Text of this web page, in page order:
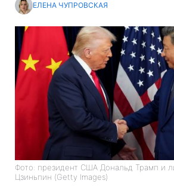
ЕЛЕНА ЧУПРОВСКАЯ
Фото: президент США Дональд Трамп и
Цзиньпин (Getty Images)